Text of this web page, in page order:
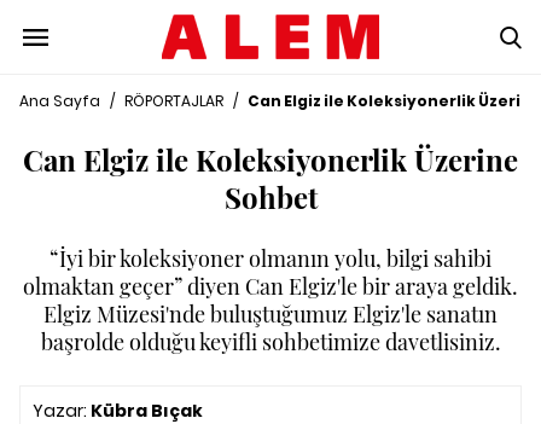
Ana Sayfa / RÖPORTAJLAR / Can Elgiz ile Koleksiyonerlik
Can Elgiz ile Koleksiyonerlik Üzerine
Sohbet
“İyi bir koleksiyoner olmanın yolu, bilgi sahibi
olmaktan geçer” diyen Can Elgiz'le bir araya geldik.
Elgiz Müzesi'nde buluştuğumuz Elgiz'le sanatın
başrolde olduğu keyifli sohbetimize davetlisiniz.
Yazar: Kübra Bıçak